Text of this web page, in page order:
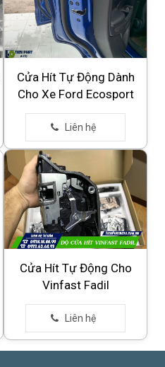
Cửa Hít Tự Động Dành
Cho Xe Ford Ecosport
Cửa Hít Tự Động Cho
Vinfast Fadil